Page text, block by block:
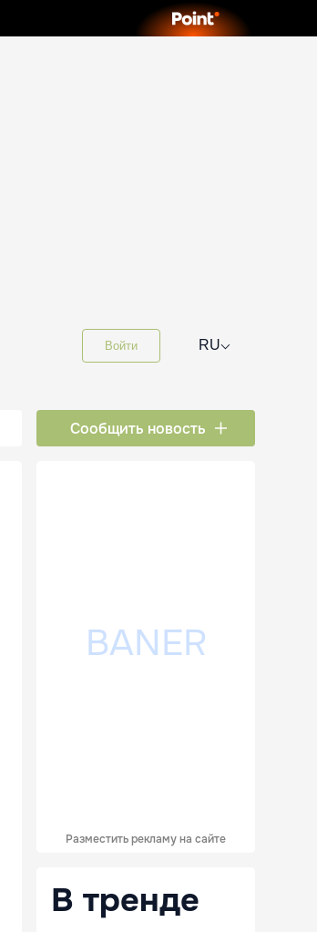
Войти RU⌵
Сообщить новость
Разместить рекламу на сайте
В тренде